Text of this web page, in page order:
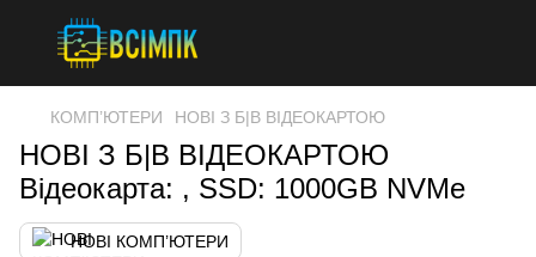
КОМП’ЮТЕРИ НОВІ З Б|В ВІДЕОКАРТОЮ
НОВІ З Б|В ВІДЕОКАРТОЮ
Відеокарта: , SSD: 1000GB NVMe
НОВІ КОМП’ЮТЕРИ